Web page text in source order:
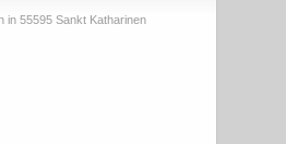
in 55595 Sankt Katharinen